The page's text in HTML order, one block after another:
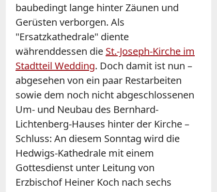
baubedingt lange hinter Zäunen und
Gerüsten verborgen. Als
"Ersatzkathedrale" diente
währenddessen die St.-Joseph-Kirche im
Stadtteil Wedding. Doch damit ist nun –
abgesehen von ein paar Restarbeiten
sowie dem noch nicht abgeschlossenen
Um- und Neubau des Bernhard-
Lichtenberg-Hauses hinter der Kirche –
Schluss: An diesem Sonntag wird die
Hedwigs-Kathedrale mit einem
Gottesdienst unter Leitung von
Erzbischof Heiner Koch nach sechs